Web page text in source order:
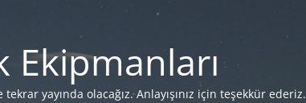
yayında olacağız. Anlayışınız için teşekkür ederiz.